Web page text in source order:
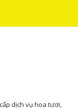
dịch vụ hoa tươi,